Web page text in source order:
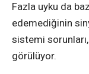
Fazla uyku da
edemediğinin
sistemi
görülüyor.